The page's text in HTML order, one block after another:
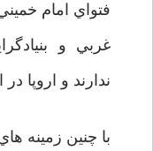
فتواي امام
غربي و
ندارند و اروپا
با چنين زمينه